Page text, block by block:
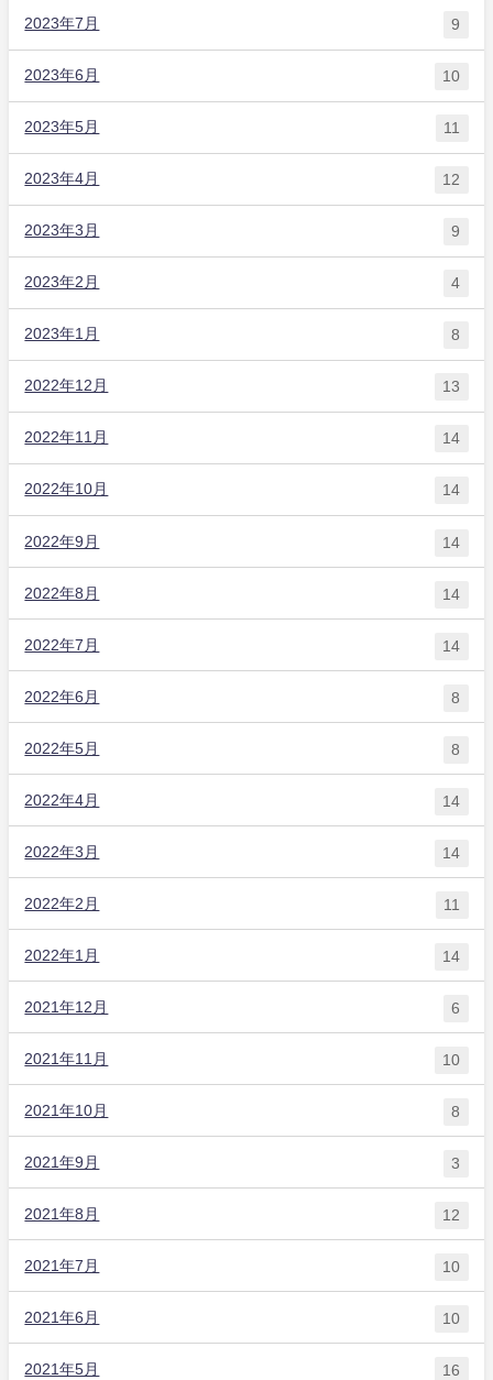
2023年7月 9
2023年6月 10
2023年5月 11
2023年4月 12
2023年3月 9
2023年2月 4
2023年1月 8
2022年12月 13
2022年11月 14
2022年10月 14
2022年9月 14
2022年8月 14
2022年7月 14
2022年6月 8
2022年5月 8
2022年4月 14
2022年3月 14
2022年2月 11
2022年1月 14
2021年12月 6
2021年11月 10
2021年10月 8
2021年9月 3
2021年8月 12
2021年7月 10
2021年6月 10
2021年5月 16